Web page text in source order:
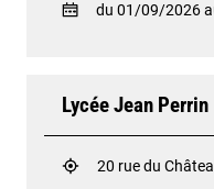
du 01/09/2026
Lycée Jean Perrin
20 rue du